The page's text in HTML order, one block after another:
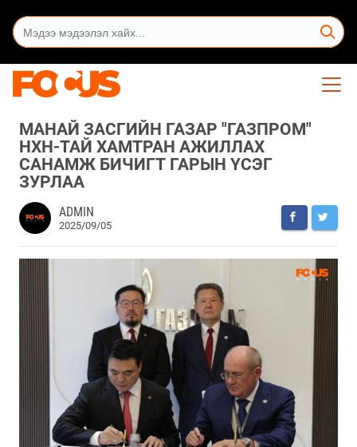
МАНАЙ ЗАСГИЙН ГАЗАР "ГАЗПРОМ"
НХН-ТАЙ ХАМТРАН АЖИЛЛАХ
САНАМЖ БИЧИГТ ГАРЫН ҮСЭГ
ЗУРЛАА
ADMIN
2025/09/05